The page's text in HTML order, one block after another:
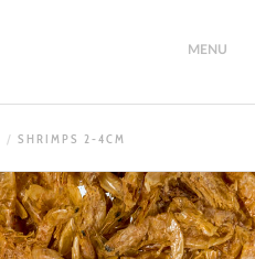
MENU
SHRIMPS 2-4CM